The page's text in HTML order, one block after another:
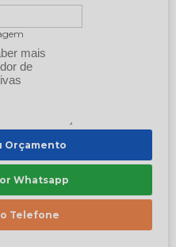
Orçamento
Whatsapp
Telefone